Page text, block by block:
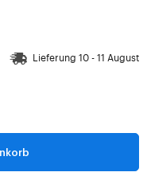
Lieferung 10 - 11 August